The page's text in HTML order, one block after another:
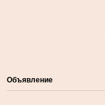
Объявление